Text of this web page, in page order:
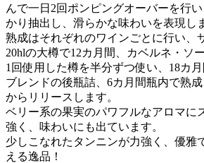
んで一日2回ポンピングオーバーを行
かり抽出し、滑らかな味わいを表現し
熟成はそれぞれのワインごとに行い、
20hlの大樽で12カ月間、カベルネ・ソ
1回使用した樽を半分ずつ使い、18カ月
ブレンドの後瓶詰、6カ月間瓶内で熟
からリリースします。
ベリー系の果実のパワフルなアロマに
強く、味わいにも出ています。
少しこなれたタンニンが力強く、優雅
える逸品！